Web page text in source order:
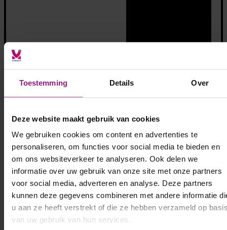
Toestemming Details Over
Deze website maakt gebruik van cookies
We gebruiken cookies om content en advertenties te
personaliseren, om functies voor social media te bieden en
om ons websiteverkeer te analyseren. Ook delen we
informatie over uw gebruik van onze site met onze partners
voor social media, adverteren en analyse. Deze partners
kunnen deze gegevens combineren met andere informatie
u aan ze heeft verstrekt of die ze hebben verzameld op
van uw gebruik van hun services.
Bekijk alle opdrachten